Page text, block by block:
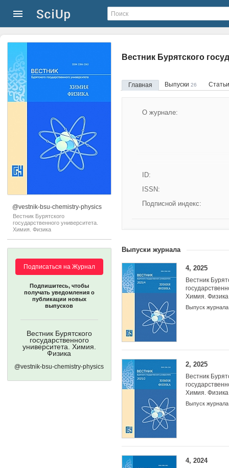
@vestnik-bsu-chemistry-physics
Вестник Бурятского
государственного университета.
Химия. Физика
Подписаться на Журнал
Подпишитесь, чтобы
получать уведомления о
публикации новых
выпусков
Вестник Бурятского
государственного
университета. Химия.
Физика
@vestnik-bsu-chemistry-physics
Вестник Бурятского
Главная Выпуски 26
О журнале:
Учредители:
ID:
ISSN:
Подписной индекс:
Выпуски журнала
4, 2025
Вестник
Химия. Физика
Выпуск журнала
2, 2025
Вестник
Химия. Физика
Выпуск журнала
4, 2024